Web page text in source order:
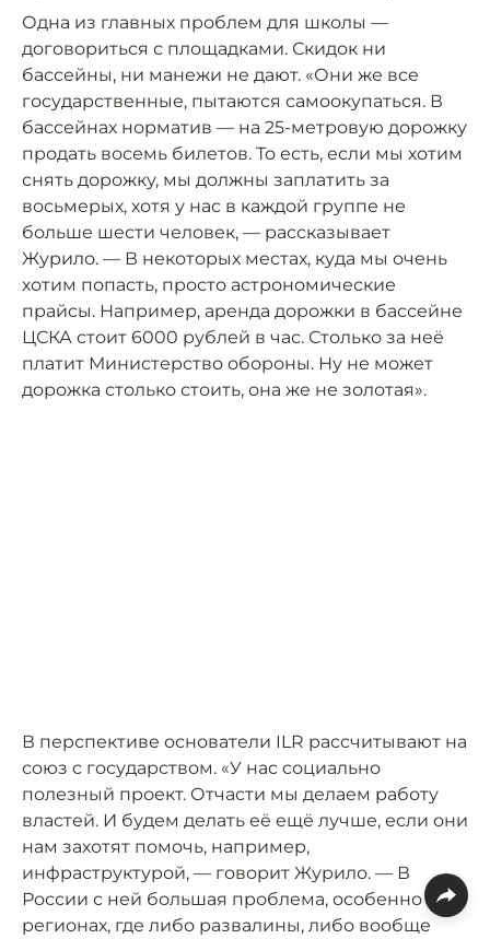
Одна из главных проблем для школы —
договориться с площадками. Скидок ни
бассейны, ни манежи не дают. «Они же все
государственные, пытаются самоокупаться. В
бассейнах норматив — на 25-метровую дорожку
продать восемь билетов. То есть, если мы хотим
снять дорожку, мы должны заплатить за
восьмерых, хотя у нас в каждой группе не
больше шести человек, — рассказывает
Журило. — В некоторых местах, куда мы очень
хотим попасть, просто астрономические
прайсы. Например, аренда дорожки в бассейне
ЦСКА стоит 6000 рублей в час. Столько за неё
платит Министерство обороны. Ну не может
дорожка столько стоить, она же не золотая».
В перспективе основатели ILR рассчитывают на
союз с государством. «У нас социально
полезный проект. Отчасти мы делаем работу
властей. И будем делать её ещё лучше, если они
нам захотят помочь, например,
инфраструктурой, — говорит Журило. — В
России с ней большая проблема, особенно в
регионах, где либо развалины, либо вообще